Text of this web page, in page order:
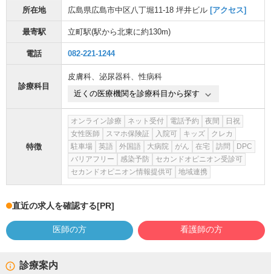
所在地 広島県広島市中区八丁堀11-18 坪井ビル [アクセス]
最寄駅 立町駅(駅から北東に約130m)
電話 082-221-1244
診療科目
皮膚科、 泌尿器科、性病科
近くの医療機関を診療科目から探す
特徴
オンライン診療 ネット受付 電話予約 夜間
日祝
女性医師
スマホ保険証 入院可 キッズ
クレカ
駐車場
英語 外国語 大病院 がん 在宅 訪問
DPC
バリアフリー
感染予防
セカンドオピニオン受診可
セカンドオピニオン情報提供可
地域連携
直近の求人を確認する[PR]
医師の方 看護師の方
診療案内